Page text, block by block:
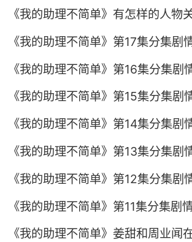
《我的助理不简单》有怎样的人物
《我的助理不简单》第17集分集剧
《我的助理不简单》第16集分集剧
《我的助理不简单》第15集分集剧
《我的助理不简单》第14集分集剧
《我的助理不简单》第13集分集剧
《我的助理不简单》第12集分集剧
《我的助理不简单》第11集分集剧
《我的助理不简单》姜甜和周业闻